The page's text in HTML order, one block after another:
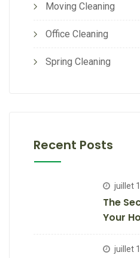
Moving Cleaning
Office Cleaning
Spring Cleaning
Recent Posts
juillet
The
Your
juillet